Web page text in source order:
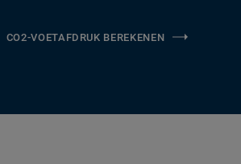
CO2-VOETAFDRUK BEREKENEN